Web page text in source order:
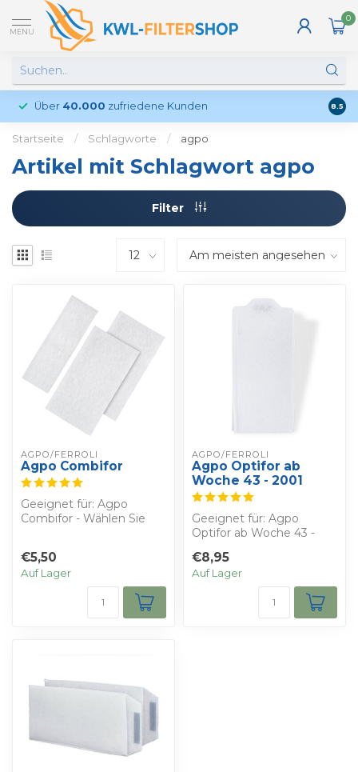
MENU
0
Über 40.000 zufriedene Kunden 8.5
Startseite / Schlagworte / agpo
Artikel mit Schlagwort agpo
Filter
AGPO/FERROLI
Agpo Combifor
Geeignet für: Agpo
Combifor - Wählen Sie
€5,50
Auf Lager
AGPO/FERROLI
Agpo Optifor ab
Woche 43 - 2001
Geeignet für: Agpo
Optifor ab Woche 43 -
Rabatt
Sie erh...
€8,95
Auf Lager